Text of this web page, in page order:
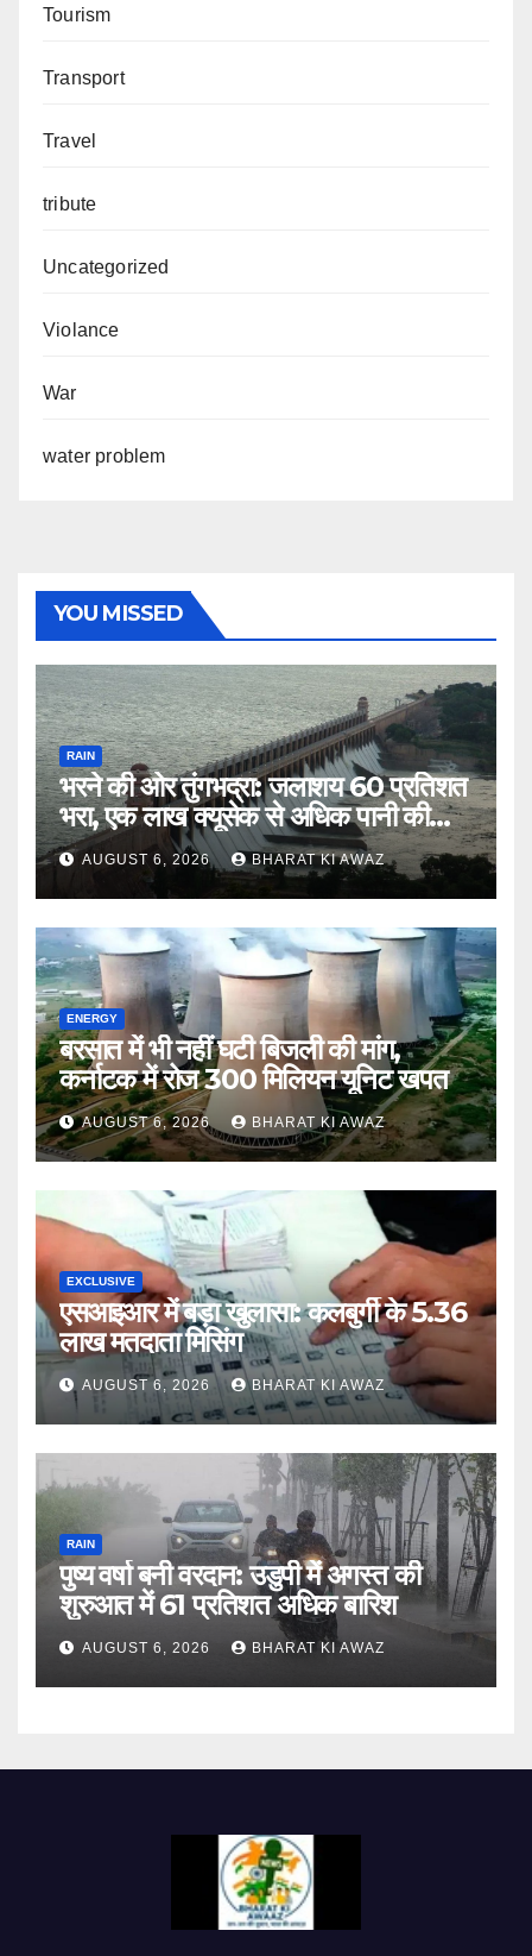
Tourism
Transport
Travel
tribute
Uncategorized
Violance
War
water problem
YOU MISSED
RAIN
भरने की ओर तुंगभद्रा: जलाशय 60 प्रतिशत
भरा, एक लाख क्यूसेक से अधिक पानी की
आवक
AUGUST 6, 2026 BHARAT KI AWAZ
ENERGY
बरसात में भी नहीं घटी बिजली की मांग,
कर्नाटक में रोज 300 मिलियन यूनिट खपत
AUGUST 6, 2026 BHARAT KI AWAZ
EXCLUSIVE
एसआइआर में बड़ा खुलासा: कलबुर्गी के 5.36
लाख मतदाता मिसिंग
AUGUST 6, 2026 BHARAT KI AWAZ
RAIN
पुष्य वर्षा बनी वरदान: उडुपी में अगस्त की
शुरुआत में 61 प्रतिशत अधिक बारिश
AUGUST 6, 2026 BHARAT KI AWAZ